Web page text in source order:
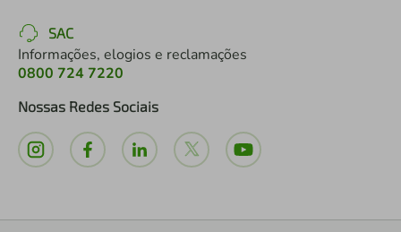
SAC
Informações, elogios e reclamações
0800 724 7220
Nossas Redes Sociais